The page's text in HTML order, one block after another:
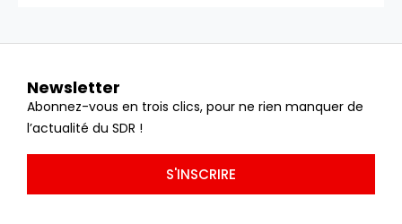
Newsletter
Abonnez-vous en trois clics, pour ne rien manquer de
l’actualité du SDR !
S'INSCRIRE